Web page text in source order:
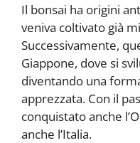
Il bonsai ha origini
veniva coltivato già
Successivamente,
Giappone, dove si
diventando una
apprezzata. Con il
conquistato anche
anche l’Italia.